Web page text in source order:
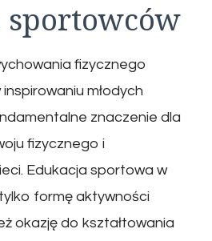
sportowców
fizycznego
młodych
znaczenie dla
fizycznego i
Edukacja sportowa w
formę aktywności
okazję do kształtowania